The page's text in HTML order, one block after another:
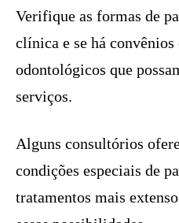
Verifique as formas de
clínica e se há convênios
odontológicos que
serviços.
Alguns consultórios
condições especiais de
tratamentos mais